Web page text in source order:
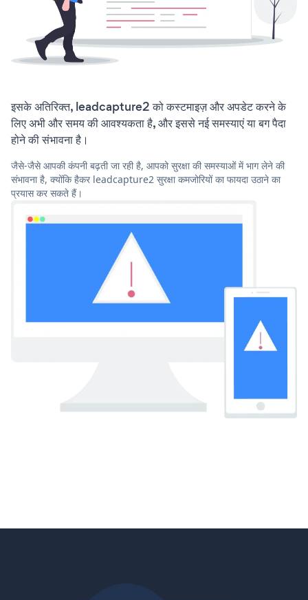
इसके अतिरिक्त, leadcapture2 को कस्टमाइज़ और अपडेट करने के
लिए अभी और समय की आवश्यकता है, और इससे नई समस्याएं या बग पैदा
होने की संभावना है।
जैसे-जैसे आपकी कंपनी बढ़ती जा रही है, आपको सुरक्षा की समस्याओं में भाग लेने की
संभावना है, क्योंकि हैकर leadcapture2 सुरक्षा कमजोरियों का फायदा उठाने का
प्रयास कर सकते हैं।